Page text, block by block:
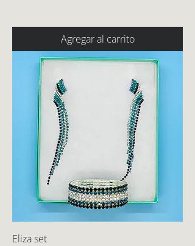
Agregar al carrito
Eliza set